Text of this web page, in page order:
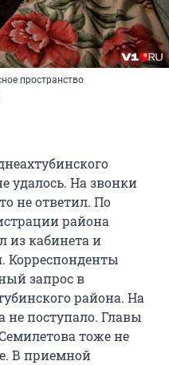
пространство
удалось. На звонки
не ответил. По
района
из кабинета и
Корреспонденты
запрос в
района. На
не поступало. Главы
тоже не
В приемной